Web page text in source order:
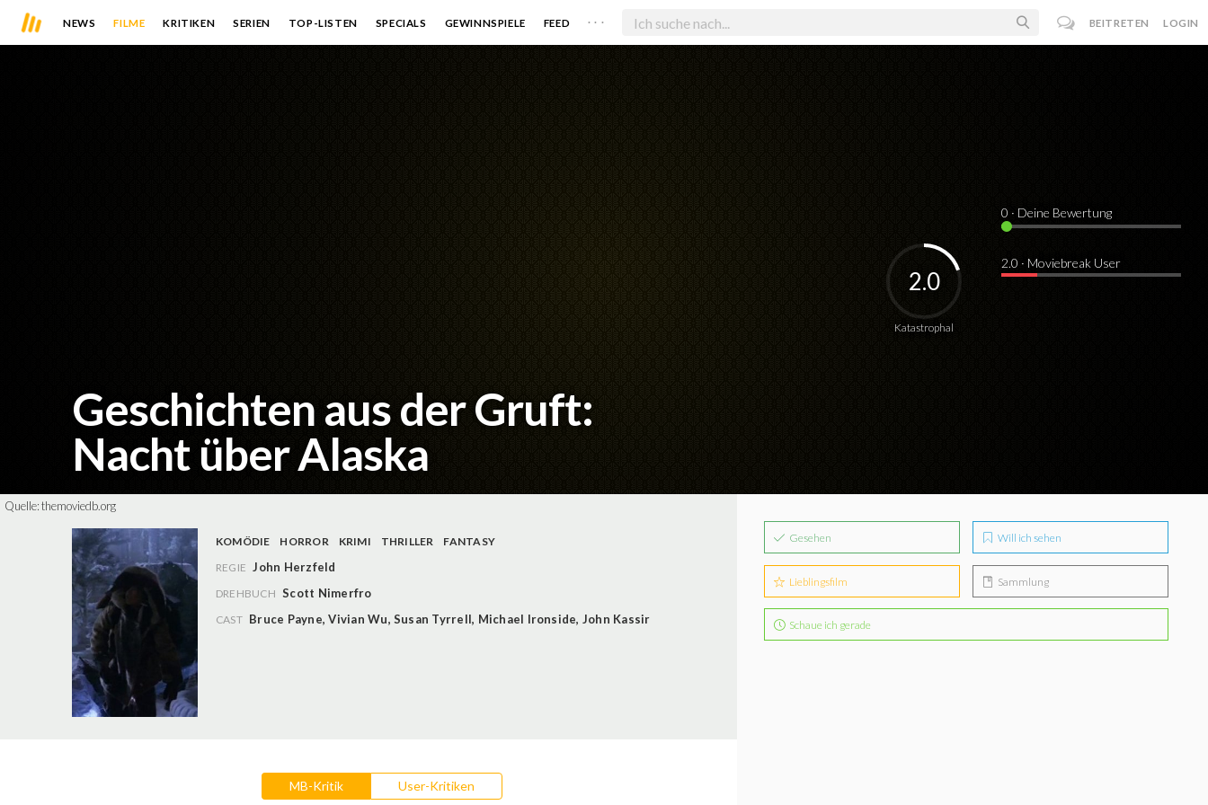
NEWS FILME KRITIKEN SERIEN TOP-LISTEN SPECIALS GEWINNSPIELE FEED . . . BEITRETEN LOGIN
Geschichten aus der Gruft:
Nacht über Alaska
Katastrophal
2.0
0 · Deine Bewertung
2.0 · Moviebreak User
Quelle:themoviedb.org
KOMÖDIE HORROR KRIMI THRILLER
FANTASY
REGIE John Herzfeld
DREHBUCH Scott Nimerfro
CAST Bruce Payne,Vivian Wu, Susan Tyrrell, Michael Ironside, John Kassir
MB-Kritik User-Kritiken
Gesehen Will ich sehen
Lieblingsfilm Sammlung
Schaue ich gerade